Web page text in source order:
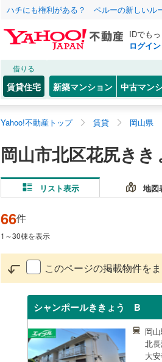
ハチにも権利がある？ ペルーの新しいル
IDでも
ログイン
借りる
賃貸住宅 新築マンション 中古マン
Yahoo!不動産トップ 賃貸 岡山県
岡山市北区花尻き
リスト表示 地図
66件
1 ～30棟を表示
このページの掲載物件を
シャンポールききょう B
岡
北
大